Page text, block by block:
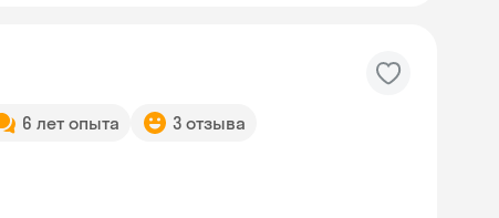
6 лет опыта 3 отзыва